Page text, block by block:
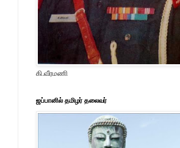
கி.வீரமணி
ஜப்பானில் தமிழர் தலைவர்